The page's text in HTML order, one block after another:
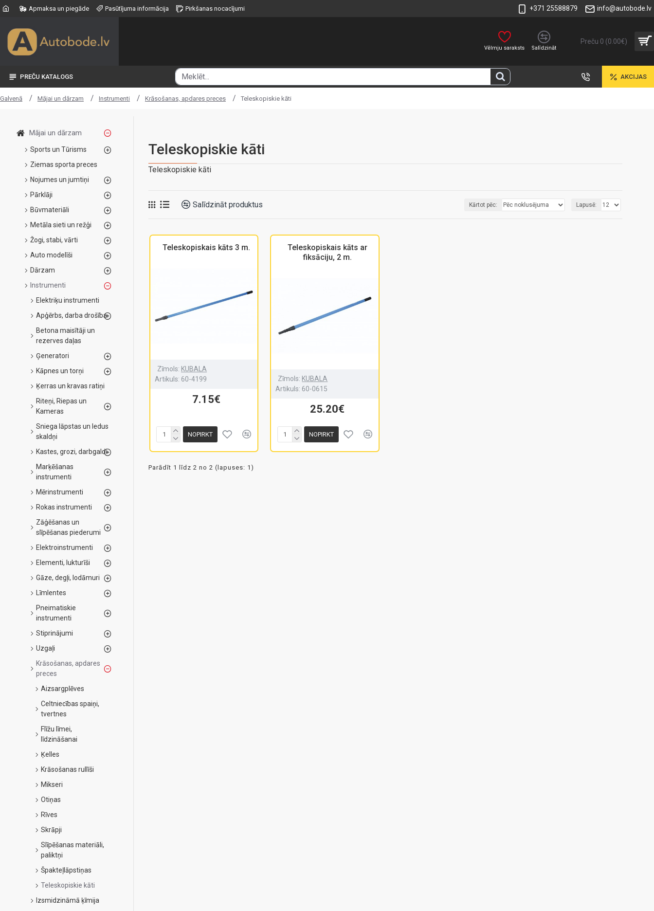
Apmaksa un piegāde Pasūtījuma informācija Pirkšanas nocacījumi +371 25588879 info@autobode.lv
Vēlmju saraksts Salīdzināt
Preču 0 (0.00€)
PREČU KATALOGS AKCIJAS
Galvenā Mājai un dārzam Instrumenti Krāsošanas, apdares preces Teleskopiskie kāti
Mājai un dārzam
Sports un Tūrisms
Ziemas sporta preces
Nojumes un jumtiņi
Pārklāji
Būvmateriāli
Metāla sieti un režģi
Žogi, stabi, vārti
Auto modelīši
Dārzam
Instrumenti
Elektriķu instrumenti
Apģērbs, darba drošība
Betona maisītāji un
rezerves daļas
Ģeneratori
Kāpnes un torņi
Ķerras un kravas ratiņi
Riteņi, Riepas un
Kameras
Sniega lāpstas un ledus
skaldņi
Kastes, grozi, darbgaldi
Marķēšanas
instrumenti
Mērinstrumenti
Rokas instrumenti
Zāģēšanas un
slīpēšanas piederumi
Elektroinstrumenti
Elementi, lukturīši
Gāze, degļi, lodāmuri
Līmlentes
Pneimatiskie
instrumenti
Stiprinājumi
Uzgaļi
Krāsošanas, apdares
preces
Aizsargplēves
Celtniecības spaiņi,
tvertnes
Flīžu līmei,
līdzināšanai
Ķelles
Krāsošanas rullīši
Mikseri
Otiņas
Rīves
Skrāpji
Slīpēšanas materiāli,
paliktņi
Špakteļlāpstiņas
Teleskopiskie kāti
Izsmidzināmā ķīmija
Teleskopiskie kāti
Teleskopiskie kāti
Salīdzināt produktus Kārtot pēc: Lapusē:
Teleskopiskais kāts 3 m.
Zīmols: KUBALA
Artikuls: 60-4199
7.15€
NOPIRKT
Teleskopiskais kāts ar
fiksāciju, 2 m.
Zīmols: KUBALA
Artikuls: 60-0615
25.20€
NOPIRKT
Parādīt 1 līdz 2 no 2 (lapuses: 1)